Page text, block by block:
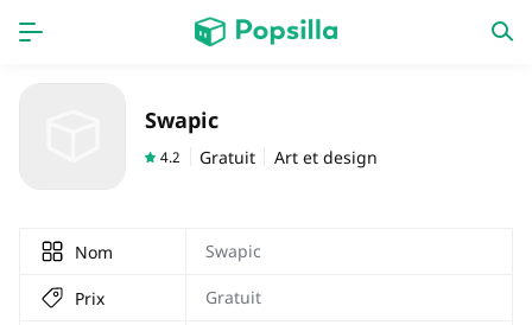
Derniers ajouts
Swapic
4.2 Gratuit Art et design
Nom Swapic
Prix Gratuit